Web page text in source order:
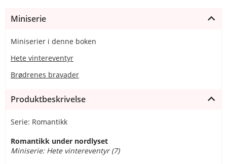
Miniserie
Miniserier i denne boken
Hete vintereventyr
Brødrenes bravader
Produktbeskrivelse
Serie: Romantikk
Romantikk under nordlyset
Miniserie: Hete vintereventyr (7)